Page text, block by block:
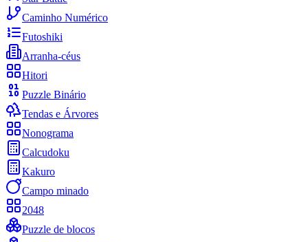
Caminho Numérico
Futoshiki
Arranha-céus
Hitori
Puzzle Binário
Tendas e Árvores
Nonograma
Calcudoku
Kakuro
Campo minado
2048
Puzzle de blocos